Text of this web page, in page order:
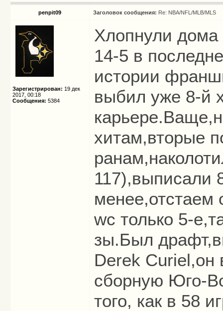
penpit09 Заголовок сообщения: Re: NBA/NFL/MLB/MLS
Зарегистрирован: 19 дек
2017, 00:18
Сообщения: 5384
Хлопнули
14-5 в
истории
выбил уже 8-й
хитам,вторые
117),выписали
менее,отстаем
wc только 5-
зы.Был
Derek Curiel,он
сборную Юго-
того, как в 58